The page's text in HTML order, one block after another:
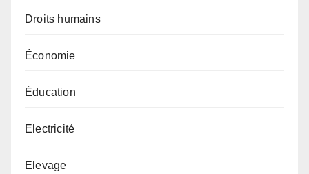
Droits humains
Économie
Éducation
Electricité
Elevage